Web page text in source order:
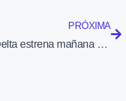
PRÓXIMA
Delta estrena mañana su segundo vuelo diario entre Barcelona y Nueva York